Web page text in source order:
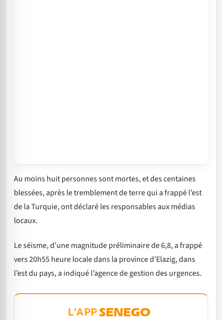
Au moins huit personnes sont mortes, et des centaines
blessées, après le tremblement de terre qui a frappé l’est
de la Turquie, ont déclaré les responsables aux médias
locaux.
Le séisme, d’une magnitude préliminaire de 6,8, a frappé
vers 20h55 heure locale dans la province d’Elazig, dans
l’est du pays, a indiqué l’agence de gestion des urgences.
L'APP